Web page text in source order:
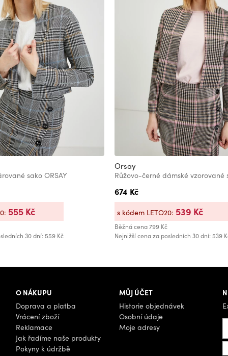
sako ORSAY
30 dní: 559 Kč
555 Kč
Orsay
Růžovo-černé dámské vzorované
674 Kč
Běžná cena799 Kč
Nejnižší cena za posledních 30 dní: 539
s kódem LETO20: 539 Kč
O NÁKUPU
Doprava a platba
Vrácení zboží
Reklamace
Jak řadíme naše produkty
Pokyny k údržbě
MŮJ ÚČET
Historie objednávek
Osobní údaje
Moje adresy